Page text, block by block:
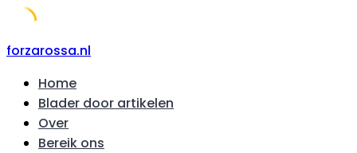
Skip
content
forzarossa.nl
Home
Blader door artikelen
Over
Bereik ons